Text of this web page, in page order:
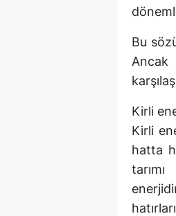
Bu
Ancak
Kirli
Kirli
hatta